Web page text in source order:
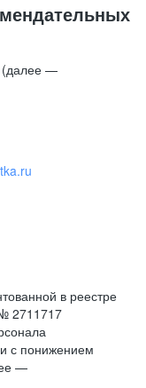
(далее —
в реестре
2711717
с понижением
—